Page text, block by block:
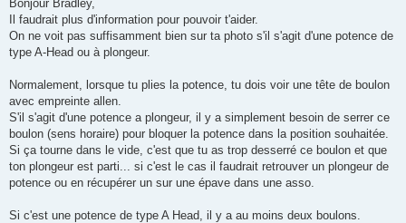
a
g
Bonjour Bradley,
Il faudrait plus d'information pour pouvoir t'aider.
On ne voit pas suffisamment bien sur ta photo s'il s'agit d'une potence de
type A-Head ou à plongeur.
Normalement, lorsque tu plies la potence, tu dois voir une tête de boulon
avec empreinte allen.
S'il s'agit d'une potence a plongeur, il y a simplement besoin de serrer ce
boulon (sens horaire) pour bloquer la potence dans la position souhaitée.
Si ça tourne dans le vide, c'est que tu as trop desserré ce boulon et que
ton plongeur est parti... si c'est le cas il faudrait retrouver un plongeur de
potence ou en récupérer un sur une épave dans une asso.
Si c'est une potence de type A Head, il y a au moins deux boulons.